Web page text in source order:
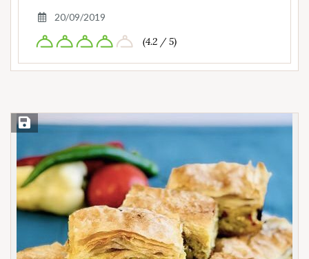
20/09/2019
(4.2 / 5)
Save Recipe